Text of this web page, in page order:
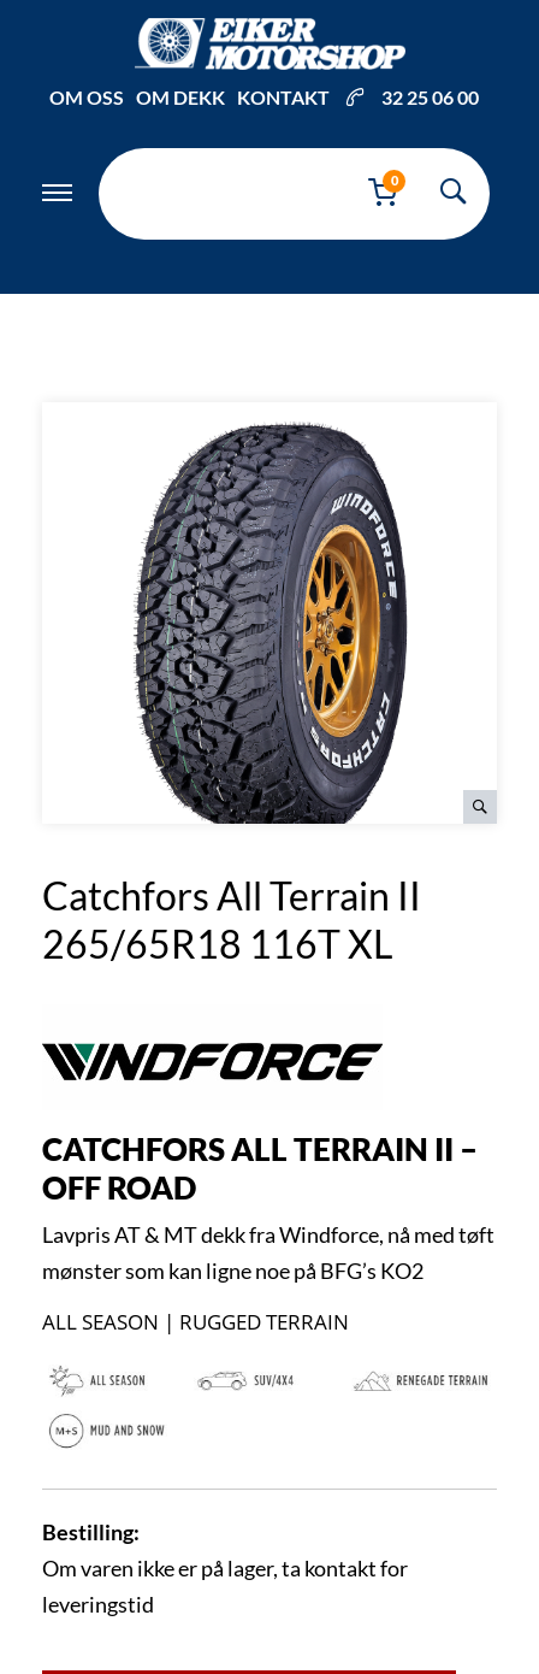
OM OSS OM DEKK KONTAKT 32 25 06 00
0
Catchfors All Terrain II
265/65R18 116T XL
CATCHFORS ALL TERRAIN II –
OFF ROAD
Lavpris AT & MT dekk fra Windforce, nå med tøft
mønster som kan ligne noe på BFG’s KO2
ALL SEASON | RUGGED TERRAIN
Bestilling:
Om varen ikke er på lager, ta kontakt for
leveringstid